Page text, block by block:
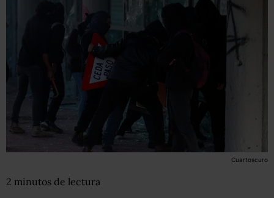
Cuartoscuro
2 minutos de lectura